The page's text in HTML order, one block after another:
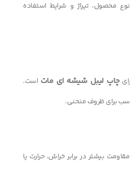
محصول، تیراژ و شرایط استفاده
چاپ لیبل شیشه ای مات است.
برای ظروف منحنی.
بیشتر در برابر خراش، حرارت یا